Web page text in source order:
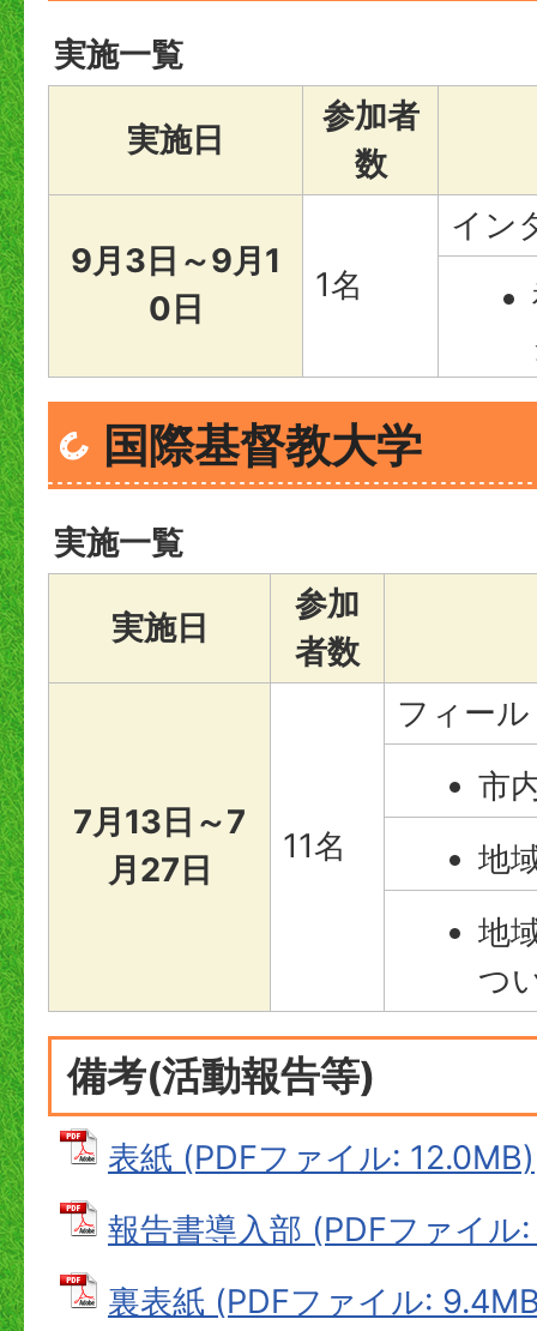
実施一覧
実施日
参加者
数
9月3日～9月1
0日
1名
イン
国際基督教大学
実施一覧
実施日
参加
者数
7月13日～7
月27日
11名
フィー
市
地
地
つ
備考(活動報告等)
表紙 (PDFファイル: 12.0MB)
報告書導入部 (PDFファイル
裏表紙 (PDFファイル: